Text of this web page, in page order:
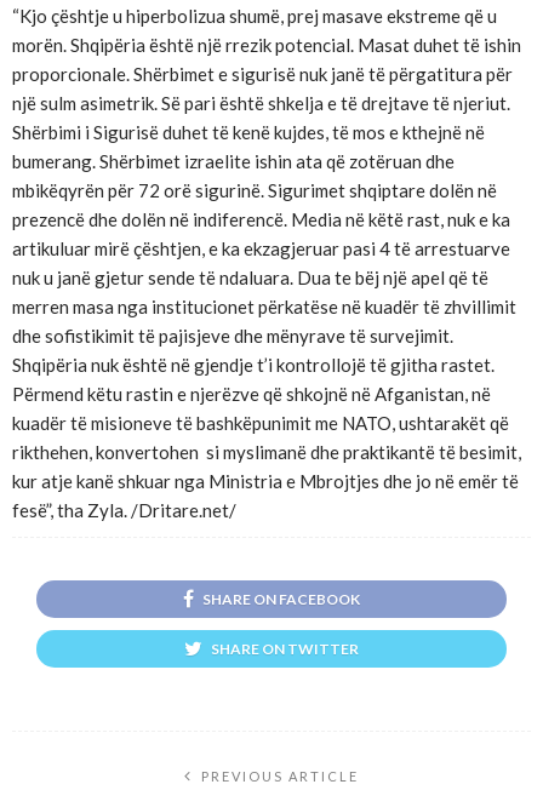
“Kjo çështje u hiperbolizua shumë, prej masave ekstreme që u
morën. Shqipëria është një rrezik potencial. Masat duhet të ishin
proporcionale. Shërbimet e sigurisë nuk janë të përgatitura për
një sulm asimetrik. Së pari është shkelja e të drejtave të njeriut.
Shërbimi i Sigurisë duhet të kenë kujdes, të mos e kthejnë në
bumerang. Shërbimet izraelite ishin ata që zotëruan dhe
mbikëqyrën për 72 orë sigurinë. Sigurimet shqiptare dolën në
prezencë dhe dolën në indiferencë. Media në këtë rast, nuk e ka
artikuluar mirë çështjen, e ka ekzagjeruar pasi 4 të arrestuarve
nuk u janë gjetur sende të ndaluara. Dua te bëj një apel që të
merren masa nga institucionet përkatëse në kuadër të zhvillimit
dhe sofistikimit të pajisjeve dhe mënyrave të survejimit.
Shqipëria nuk është në gjendje t’i kontrollojë të gjitha rastet.
Përmend këtu rastin e njerëzve që shkojnë në Afganistan, në
kuadër të misioneve të bashkëpunimit me NATO, ushtarakët që
rikthehen, konvertohen si myslimanë dhe praktikantë të besimit,
kur atje kanë shkuar nga Ministria e Mbrojtjes dhe jo në emër të
fesë”, tha Zyla. /Dritare.net/
SHARE ON FACEBOOK
SHARE ON TWITTER
PREVIOUS ARTICLE